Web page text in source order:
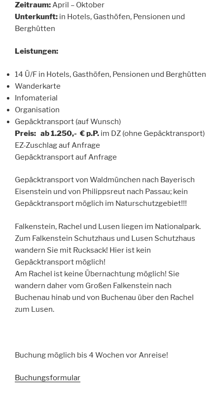
Zeitraum:April – Oktober
Unterkunft: in Hotels, Gasthöfen, Pensionen und
Berghütten
Leistungen:
14 Ü/F in Hotels, Gasthöfen, Pensionen und Berghütten
Wanderkarte
Infomaterial
Organisation
Gepäcktransport (auf Wunsch)
Preis: ab 1.250,- € p.P. im DZ (ohne Gepäcktransport)
EZ-Zuschlag auf Anfrage
Gepäcktransport auf Anfrage
Gepäcktransport von Waldmünchen nach Bayerisch
Eisenstein und von Philippsreut nach Passau; kein
Gepäcktransport möglich im Naturschutzgebiet!!!
Falkenstein, Rachel und Lusen liegen im Nationalpark.
Zum Falkenstein Schutzhaus und Lusen Schutzhaus
wandern Sie mit Rucksack! Hier ist kein
Gepäcktransport möglich!
Am Rachel ist keine Übernachtung möglich! Sie
wandern daher vom Großen Falkenstein nach
Buchenau hinab und von Buchenau über den Rachel
zum Lusen.
Buchung möglich bis 4 Wochen vor Anreise!
Buchungsformular